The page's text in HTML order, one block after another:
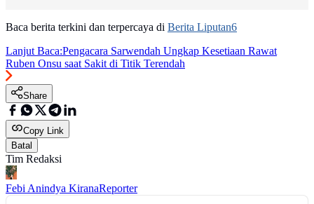
Baca berita terkini dan terpercaya di Berita Liputan6
Lanjut Baca:Pengacara Sarwendah Ungkap Kesetiaan Rawat
Ruben Onsu saat Sakit di Titik Terendah
Share
Copy Link
Batal
Tim Redaksi
Febi Anindya KiranaReporter